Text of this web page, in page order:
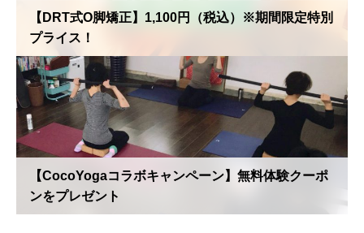
【DRT式O脚矯正】1,100円（税込）※期間限定特別
プライス！
【CocoYogaコラボキャンペーン】無料体験クーポ
ンをプレゼント